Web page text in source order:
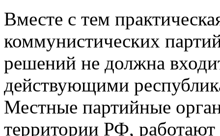
Вместе с тем
коммунистических
решений не должна
действующими
Местные партийные
территории РФ, работают